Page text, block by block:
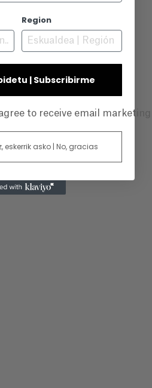
Region
| Subscribirme
to receive email
eskerrik asko | No, gracias